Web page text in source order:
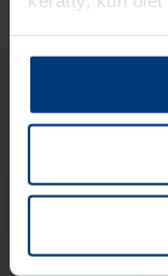
Lue
miten voit